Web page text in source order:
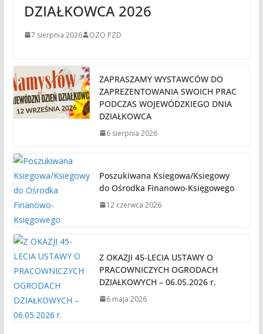
DZIAŁKOWCA 2026
7 sierpnia 2026 OZO PZD
ZAPRASZAMY WYSTAWCÓW DO
ZAPREZENTOWANIA SWOICH PRAC
PODCZAS WOJEWÓDZKIEGO DNIA
DZIAŁKOWCA
6 sierpnia 2026
Poszukiwana Ksiegowa/Ksiegowy
do Ośrodka Finanowo-Księgowego
12 czerwca 2026
Z OKAZJI 45-LECIA USTAWY O
PRACOWNICZYCH OGRODACH
DZIAŁKOWYCH – 06.05.2026 r.
6 maja 2026